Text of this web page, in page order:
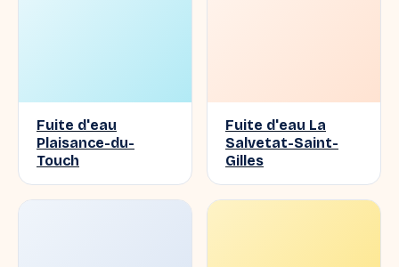
Fuite d'eau
Plaisance-du-
Touch
Fuite d'eau La
Salvetat-Saint-
Gilles